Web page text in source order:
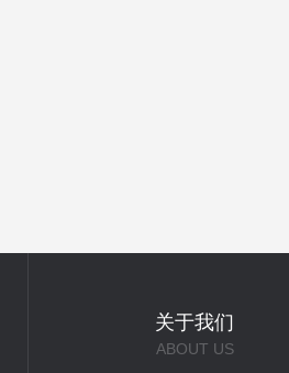
关于我们
ABOUT US